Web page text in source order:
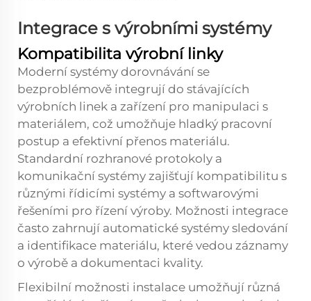
Integrace s výrobními systémy
Kompatibilita výrobní linky
Moderní systémy dorovnávání se
bezproblémově integrují do stávajících
výrobních linek a zařízení pro manipulaci s
materiálem, což umožňuje hladký pracovní
postup a efektivní přenos materiálu.
Standardní rozhranové protokoly a
komunikační systémy zajišťují kompatibilitu s
různými řídicími systémy a softwarovými
řešeními pro řízení výroby. Možnosti integrace
často zahrnují automatické systémy sledování
a identifikace materiálu, které vedou záznamy
o výrobě a dokumentaci kvality.
Flexibilní možnosti instalace umožňují různá